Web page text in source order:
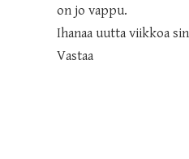
on jo vappu.
Ihanaa uutta viikkoa
Vastaa